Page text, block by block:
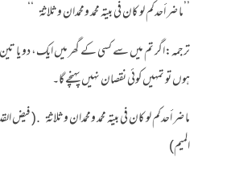
’’ما ضر أحدكم لو كان في بيته محمد ومحمدان وثلاثة ‘‘
ترجمہ:اگر تم میں سے کسی کے گھر میں ایک، دو یا
ہوں تو تمہیں کوئی نقصان نہیں پہنچے گا۔
المیم)